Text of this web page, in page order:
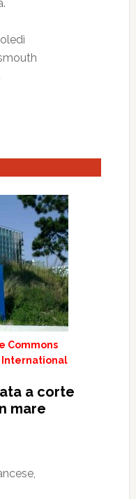
Commons
International
a corte
mare